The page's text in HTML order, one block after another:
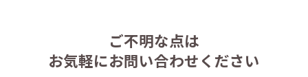
ご不明な点は
お気軽にお問い合わせください